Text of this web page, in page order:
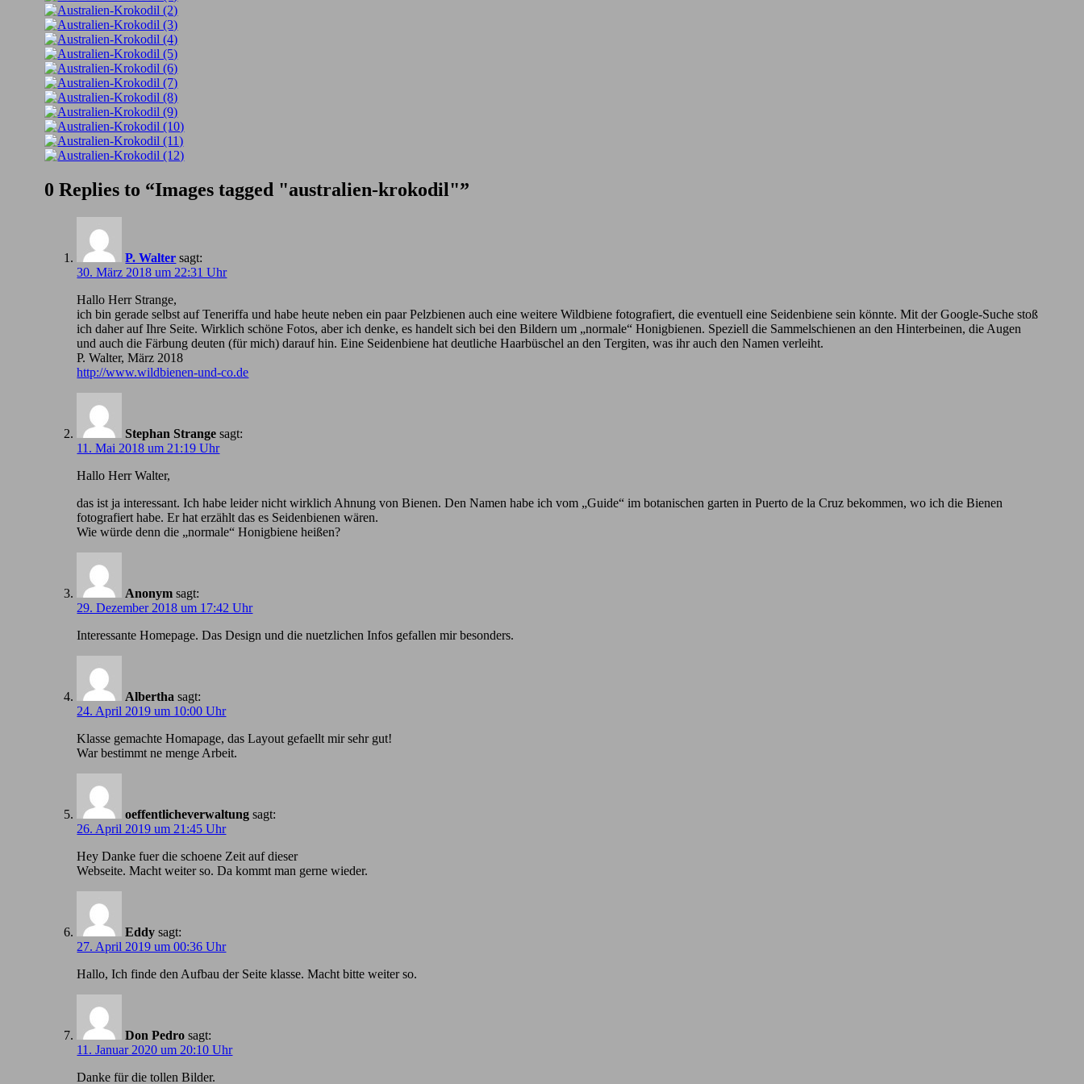
0 Replies to “Images tagged "australien-krokodil"”
P. Walter sagt:
30. März 2018 um 22:31 Uhr
Hallo Herr Strange,
ich bin gerade selbst auf Teneriffa und habe heute neben ein paar Pelzbienen auch eine weitere Wildbiene fotografiert, die eventuell eine Seidenbiene sein könnte. Mit der Google-Suche stoß
ich daher auf Ihre Seite. Wirklich schöne Fotos, aber ich denke, es handelt sich bei den Bildern um „normale“ Honigbienen. Speziell die Sammelschienen an den Hinterbeinen, die Augen
und auch die Färbung deuten (für mich) darauf hin. Eine Seidenbiene hat deutliche Haarbüschel an den Tergiten, was ihr auch den Namen verleiht.
P. Walter, März 2018
http://www.wildbienen-und-co.de
Stephan Strange sagt:
11. Mai 2018 um 21:19 Uhr
Hallo Herr Walter,
das ist ja interessant. Ich habe leider nicht wirklich Ahnung von Bienen. Den Namen habe ich vom „Guide“ im botanischen garten in Puerto de la Cruz bekommen, wo ich die Bienen
fotografiert habe. Er hat erzählt das es Seidenbienen wären.
Wie würde denn die „normale“ Honigbiene heißen?
Anonym sagt:
29. Dezember 2018 um 17:42 Uhr
Іnteressante Homepage. Das Design und die nuetzlichen Infos gefallen mir besonders.
Albertha sagt:
24. April 2019 um 10:00 Uhr
Klasse gemachte Homapage, das Layout gefaellt mir sehr gut!
War bestimmt ne menge Arbeit.
oeffentlicheverwaltung sagt:
26. April 2019 um 21:45 Uhr
Hey Danke fuer die schoene Zeit auf dieser
Webseite. Macht weiter so. Da kommt man gerne wieder.
Eddy sagt:
27. April 2019 um 00:36 Uhr
Hallo, Ich finde den Aufbau der Seite klasse. Macht bitte weiter so.
Don Pedro sagt:
11. Januar 2020 um 20:10 Uhr
Danke für die tollen Bilder.